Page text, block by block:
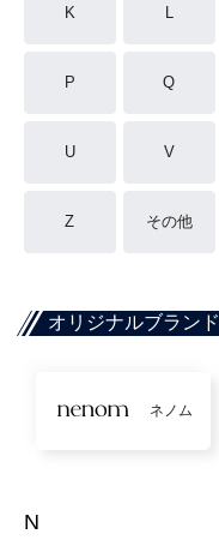
K L
P Q
U V
Z その他
オリジナルブランド
ネノム
N